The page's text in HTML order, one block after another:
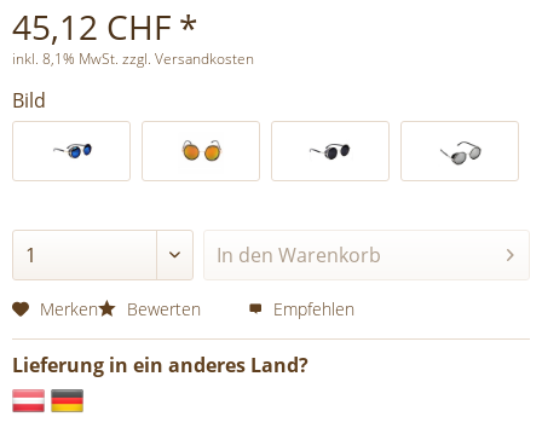
45,12 CHF *
inkl. 8,1% MwSt. zzgl. Versandkosten
Bild
In den Warenkorb
Merken Bewerten Empfehlen
Lieferung in ein anderes Land?